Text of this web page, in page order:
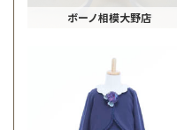
ボーノ相模大野店